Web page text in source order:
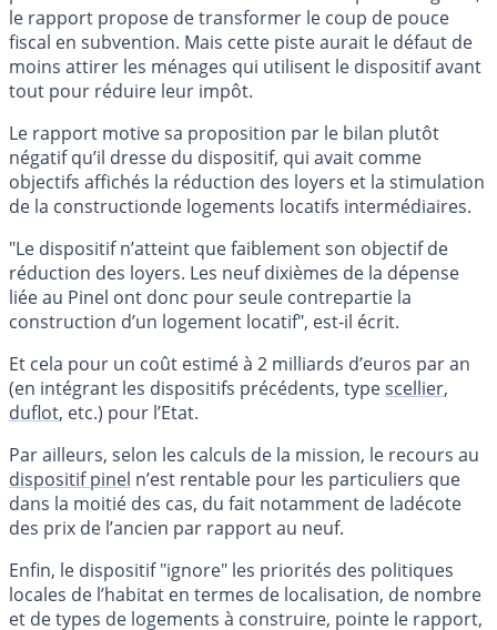
le rapport propose de transformer le coup de pouce
fiscal en subvention. Mais cette piste aurait le défaut de
moins attirer les ménages qui utilisent le dispositif avant
tout pour réduire leur impôt.
Le rapport motive sa proposition par le bilan plutôt
négatif qu’il dresse du dispositif, qui avait comme
objectifs affichés la réduction des loyers et la stimulation
de la constructionde logements locatifs intermédiaires.
"Le dispositif n’atteint que faiblement son objectif de
réduction des loyers. Les neuf dixièmes de la dépense
liée au Pinel ont donc pour seule contrepartie la
construction d’un logement locatif", est-il écrit.
Et cela pour un coût estimé à 2 milliards d’euros par an
(en intégrant les dispositifs précédents, typescellier,
duflot, etc.) pour l’Etat.
Par ailleurs, selon les calculs de la mission, le recours au
dispositif pinel n’est rentable pour les particuliers que
dans la moitié des cas, du fait notamment de ladécote
des prix de l’ancien par rapport au neuf.
Enfin, le dispositif "ignore" les priorités des politiques
locales de l’habitat en termes de localisation, de nombre
et de types de logements à construire, pointe le rapport,